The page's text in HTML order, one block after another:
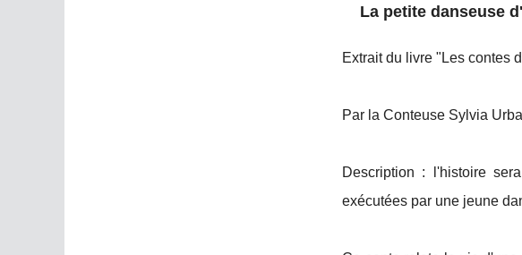
La petite danseuse
Extrait du livre "Les contes
Par la Conteuse Sylvia
Description : l'histoire
exécutées par une jeune